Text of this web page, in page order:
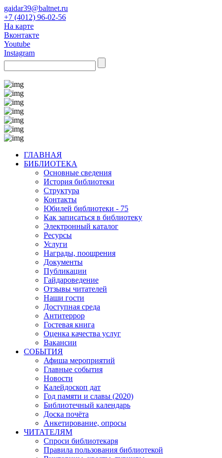
gaidar39@baltnet.ru
+7 (4012) 96-02-56
На карте
Вконтакте
Youtube
Instagram
ГЛАВНАЯ
БИБЛИОТЕКА
Основные сведения
История библиотеки
Структура
Контакты
Юбилей библиотеки - 75
Как записаться в библиотеку
Электронный каталог
Ресурсы
Услуги
Награды, поощрения
Документы
Публикации
Гайдароведение
Отзывы читателей
Наши гости
Доступная среда
Антитеррор
Гостевая книга
Оценка качества услуг
Вакансии
СОБЫТИЯ
Афиша мероприятий
Главные события
Новости
Калейдоскоп дат
Год памяти и славы (2020)
Библиотечный календарь
Доска почёта
Анкетирование, опросы
ЧИТАТЕЛЯМ
Спроси библиотекаря
Правила пользования библиотекой